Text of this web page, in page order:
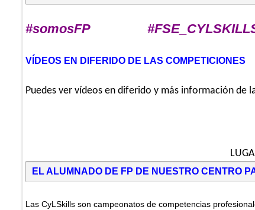
#somosFP
VÍDEOS EN DIFERIDO DE LAS COMPETICIONES
Puedes ver vídeos en diferido y más información de
EL ALUMNADO DE FP DE NUESTRO CENTRO
Las CyLSkills son campeonatos de competencias